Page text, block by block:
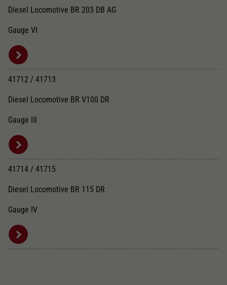
Diesel Locomotive BR 203 DB AG
Gauge VI
41712 / 41713
Diesel Locomotive BR V100 DR
Gauge III
41714 / 41715
Diesel Locomotive BR 115 DR
Gauge IV